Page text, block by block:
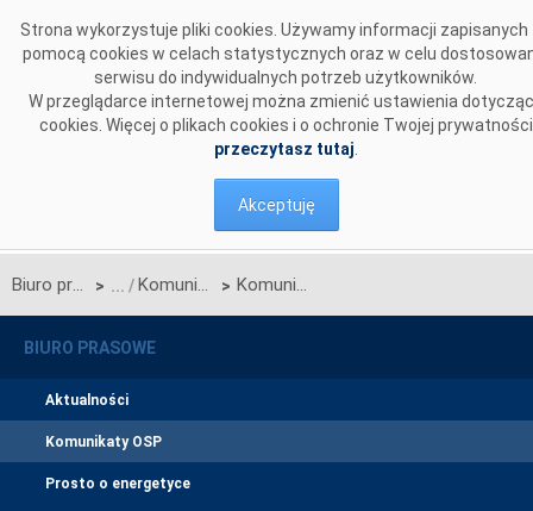
Strona wykorzystuje pliki cookies. Używamy informacji zapisanych
pomocą cookies w celach statystycznych oraz w celu
serwisu do indywidualnych potrzeb użytkowników.
W przeglądarce internetowej można zmienić ustawienia
cookies. Więcej o plikach cookies i o ochronie Twojej prywatności
przeczytasz tutaj
Akceptuję
Biuro prasowe > Komunikaty OSP > Komunikat w sprawie rozpoczęcia procesu jednostronnego przetargu miesięcznego na zdolności przesyłowe połączenia PSE S.A. i NEK UKRENERGO na LIPIEC 2018 r.
BIURO PRASOWE
Aktualności
Komunikaty OSP
Prosto o energetyce